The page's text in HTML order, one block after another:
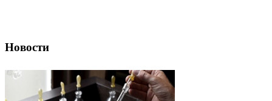
Новости